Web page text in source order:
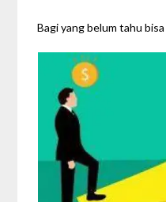
Bagi yang belum tahu